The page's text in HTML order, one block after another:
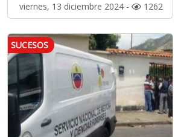
viernes, 13 diciembre 2024 - 1262
SUCESOS